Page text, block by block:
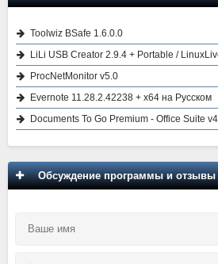
Toolwiz BSafe 1.6.0.0
LiLi USB Creator 2.9.4 + Portable /
ProcNetMonitor v5.0
Evernote 11.28.2.42238 + x64 на Русском
Documents To Go Premium - Office Suite
Обсуждение программы и отзывы